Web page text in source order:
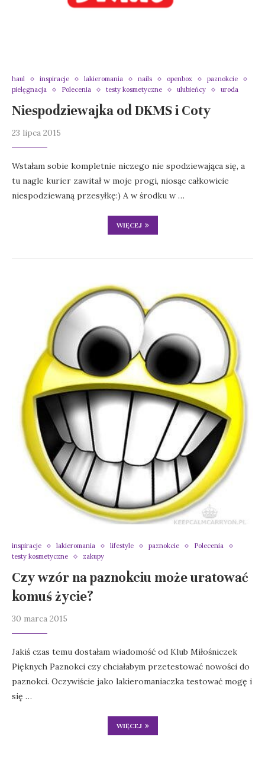
haul inspiracje lakieromania nails openbox
paznokcie
pielęgnacja
Polecenia testy kosmetyczne ulubieńcy uroda
Niespodziewajka od DKMS i Coty
23 lipca 2015
Wstałam sobie kompletnie niczego nie spodziewająca się, a
tu nagle kurier zawitał w moje progi, niosąc całkowicie
niespodziewaną przesyłkę:) A w środku w …
WIĘCEJ
inspiracje lakieromania lifestyle paznokcie
Polecenia
testy kosmetyczne
zakupy
Czy wzór na paznokciu może uratować
komuś życie?
30 marca 2015
Jakiś czas temu dostałam wiadomość od Klub Miłośniczek
Pięknych Paznokci czy chciałabym przetestować nowości do
paznokci. Oczywiście jako lakieromaniaczka testować mogę i
się …
WIĘCEJ